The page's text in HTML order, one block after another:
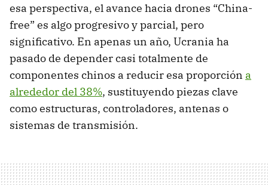
esa perspectiva, el avance hacia drones “China-
free” es algo progresivo y parcial, pero
significativo. En apenas un año, Ucrania ha
pasado de depender casi totalmente de
componentes chinos a reducir esa proporción a
alrededor del 38%, sustituyendo piezas clave
como estructuras, controladores, antenas o
sistemas de transmisión.